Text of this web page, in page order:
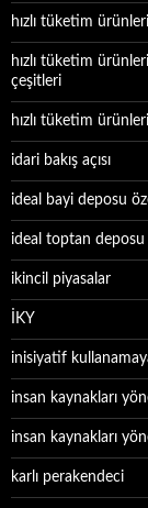
hızlı tüketim
hızlı tüketim
çeşitleri
hızlı tüketim
idari bakış açısı
ideal bayi deposu
ideal toptan deposu
ikincil piyasalar
İKY
inisiyatif
insan kaynakları
insan kaynakları
karlı perakendeci